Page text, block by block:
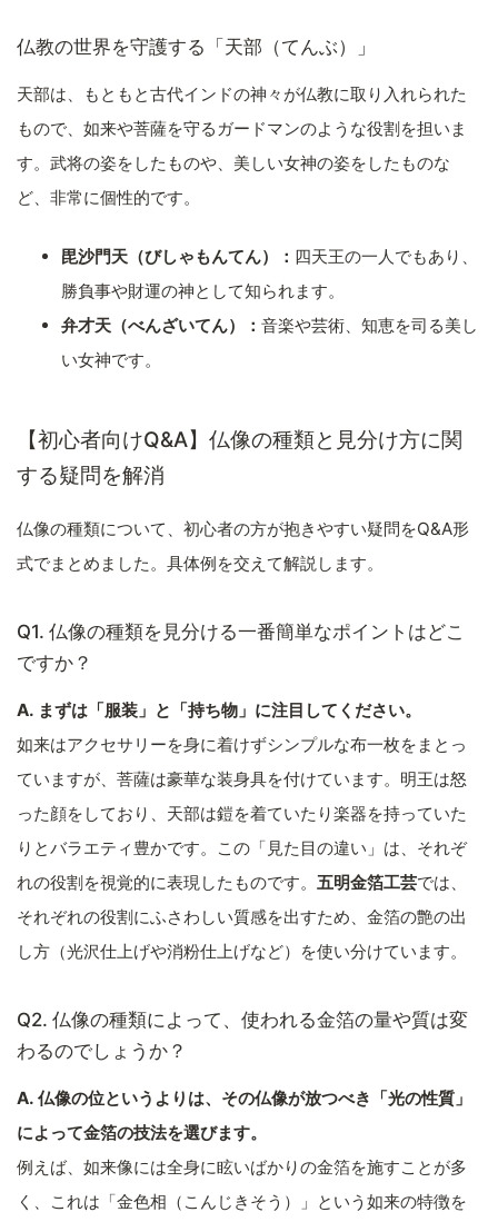
仏教の世界を守護する「天部（てんぶ）」
天部は、もともと古代インドの神々が仏教に取り入れられた
もので、如来や菩薩を守るガードマンのような役割を担いま
す。武将の姿をしたものや、美しい女神の姿をしたものな
ど、非常に個性的です。
毘沙門天（びしゃもんてん）： 四天王の一人でもあり、
勝負事や財運の神として知られます。
弁才天（べんざいてん）： 音楽や芸術、知恵を司る美し
い女神です。
【初心者向けQ&A】仏像の種類と見分け方に関
する疑問を解消
仏像の種類について、初心者の方が抱きやすい疑問をQ&A形
式でまとめました。具体例を交えて解説します。
Q1. 仏像の種類を見分ける一番簡単なポイントはどこ
ですか？
A. まずは「服装」と「持ち物」に注目してください。
如来はアクセサリーを身に着けずシンプルな布一枚をまとっ
ていますが、菩薩は豪華な装身具を付けています。明王は怒
った顔をしており、天部は鎧を着ていたり楽器を持っていた
りとバラエティ豊かです。この「見た目の違い」は、それぞ
れの役割を視覚的に表現したものです。 五明金箔工芸では、
それぞれの役割にふさわしい質感を出すため、金箔の艶の出
し方（光沢仕上げや消粉仕上げなど）を使い分けています。
Q2. 仏像の種類によって、使われる金箔の量や質は変
わるのでしょうか？
A. 仏像の位というよりは、その仏像が放つべき「光の性質」
によって金箔の技法を選びます。
例えば、如来像には全身に眩いばかりの金箔を施すことが多
く、これは「金色相（こんじきそう）」という如来の特徴を